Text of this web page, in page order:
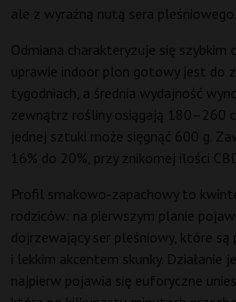
ale z wyraźną nutą sera pleśniowego.
Odmiana charakteryzuje się szybkim
uprawie indoor plon gotowy jest do
tygodniach, a średnia wydajność
zewnątrz rośliny osiągają 180–260
jednej sztuki może sięgnąć 600 g.
16% do 20%, przy znikomej ilości
Profil smakowo-zapachowy to
rodziców: na pierwszym planie
dojrzewający ser pleśniowy, które są
i lekkim akcentem skunky. Działanie
najpierw pojawia się euforyczne